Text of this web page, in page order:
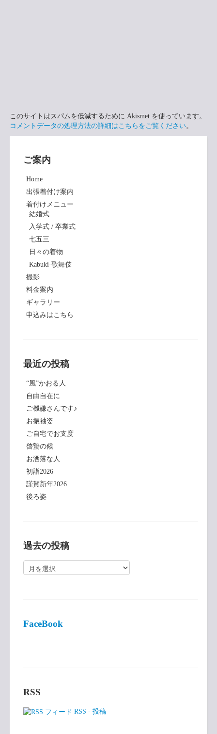
このサイトはスパムを低減するために Akismet を使っています。
コメントデータの処理方法の詳細はこちらをご覧ください。
ご案内
Home
出張着付け案内
着付けメニュー
結婚式
入学式 / 卒業式
七五三
日々の着物
Kabuki-歌舞伎
撮影
料金案内
ギャラリー
申込みはこちら
最近の投稿
“風”かおる人
自由自在に
ご機嫌さんです♪
お振袖姿
ご自宅でお支度
啓蟄の候
お洒落な人
初詣2026
謹賀新年2026
後ろ姿
過去の投稿
去
FaceBook
RSS
RSS - 投稿